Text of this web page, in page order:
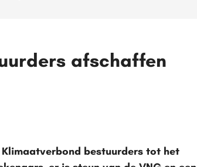
afschaffen
bestuurders tot het